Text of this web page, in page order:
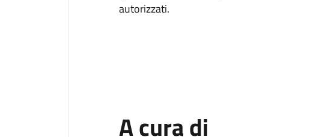
autorizzati.
A cura di